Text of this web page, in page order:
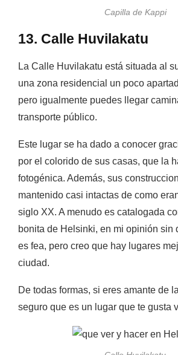
Capilla de Kappi
13. Calle Huvilakatu
La Calle Huvilakatu está situada al
una zona residencial un poco
pero igualmente puedes llegar
transporte público.
Este lugar se ha dado a conocer
por el colorido de sus casas, que la
fotogénica. Además, sus
mantenido casi intactas de como
siglo XX. A menudo es catalogada
bonita de Helsinki, en mi opinión sin
es fea, pero creo que hay lugares
ciudad.
De todas formas, si eres amante de
seguro que es un lugar que te gusta